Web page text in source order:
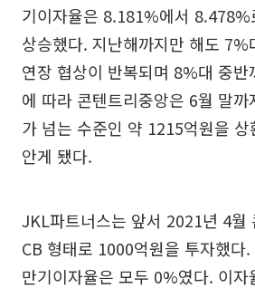
기이자율은 8.181%에서
상승했다. 지난해까지만 해도 7%
연장 협상이 반복되며 8%대 중반
에 따라 콘텐트리중앙은 6월 말
가 넘는 수준인 약 1215억원을
안게 됐다.
JKL파트너스는 앞서 2021년 4월
CB 형태로 1000억원을 투자했다
만기이자율은 모두 0%였다. 이자